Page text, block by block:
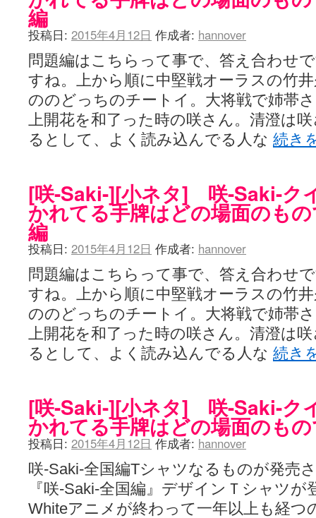
編
投稿日: 2015年4月12日 作成者: hannover
問題編はこちらって事で、答え合わせ
すね。上から順に中堅戦オーラスの竹
ののどっちのチートイ。大将戦で姉帯
上開花を和了った時の咲さん。清澄は
るとして、よく読み込んでる人な 続き
[咲-Saki-][小ネタ] 咲-Saki-ク
かれてる手牌はどの場面のも
編
投稿日: 2015年4月12日 作成者: hannover
問題編はこちらって事で、答え合わせ
すね。上から順に中堅戦オーラスの竹
ののどっちのチートイ。大将戦で姉帯
上開花を和了った時の咲さん。清澄は
るとして、よく読み込んでる人な 続き
[咲-Saki-][小ネタ] 咲-Saki-ク
かれてる手牌はどの場面のも
投稿日: 2015年4月12日 作成者: hannover
咲-Saki-全国編Tシャツなるものが発売
『咲-Saki-全国編』デザインＴシャツが
Whiteアニメが終わって一年以上も経つ